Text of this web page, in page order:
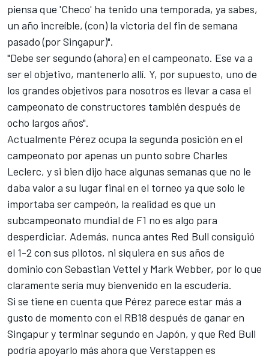
piensa que 'Checo' ha tenido una temporada, ya sabes,
un año increíble, (con) la victoria del fin de semana
pasado (por Singapur)".
"Debe ser segundo (ahora) en el campeonato. Ese va a
ser el objetivo, mantenerlo allí. Y, por supuesto, uno de
los grandes objetivos para nosotros es llevar a casa el
campeonato de constructores también después de
ocho largos años".
Actualmente Pérez ocupa la segunda posición en el
campeonato por apenas un punto sobre Charles
Leclerc, y si bien dijo hace algunas semanas que no le
daba valor a su lugar final en el torneo ya que solo le
importaba ser campeón, la realidad es que un
subcampeonato mundial de F1 no es algo para
desperdiciar. Además, nunca antes Red Bull consiguió
el 1-2 con sus pilotos, ni siquiera en sus años de
dominio con Sebastian Vettel y Mark Webber, por lo que
claramente sería muy bienvenido en la escudería.
Si se tiene en cuenta que Pérez parece estar más a
gusto de momento con el RB18 después de ganar en
Singapur y terminar segundo en Japón, y que Red Bull
podría apoyarlo más ahora que Verstappen es